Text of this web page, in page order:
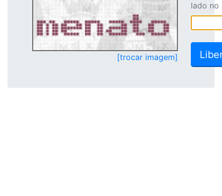
[trocar imagem]
lado no